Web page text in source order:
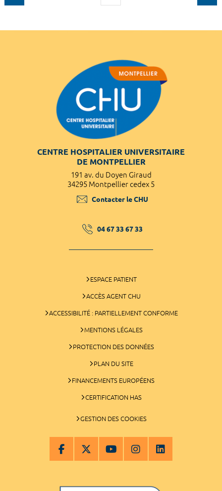
CENTRE HOSPITALIER UNIVERSITAIRE
DE MONTPELLIER
191 av. du Doyen Giraud
34295 Montpellier cedex 5
Contacter le CHU
04 67 33 67 33
ESPACE PATIENT
ACCÈS AGENT CHU
ACCESSIBILITÉ : PARTIELLEMENT CONFORME
MENTIONS LÉGALES
PROTECTION DES DONNÉES
PLAN DU SITE
FINANCEMENTS EUROPÉENS
CERTIFICATION HAS
GESTION DES COOKIES